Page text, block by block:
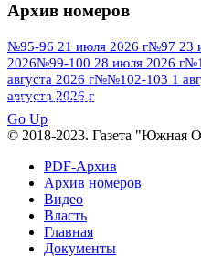
№95 7 августа 2012 г
№95 28 июля
2013 г№96 6 июля
2012 г №96 28 июля 2015
№96+97 30 июля
№97
№97 30 июля 2015
№98 2 августа 2016 г
августа 2013 г
Архив номеров
№95-96 21 июля 2026 г№97 23
2026№99-100 28 июля 2026 г
августа 2026 г№№102-103 1
августа 2026 г
ПОСМОТРЕТЬ ВСЕ
Go Up
© 2018-2023. Газета "Южная
PDF-Архив
Архив номеров
Видео
Власть
Главная
Документы